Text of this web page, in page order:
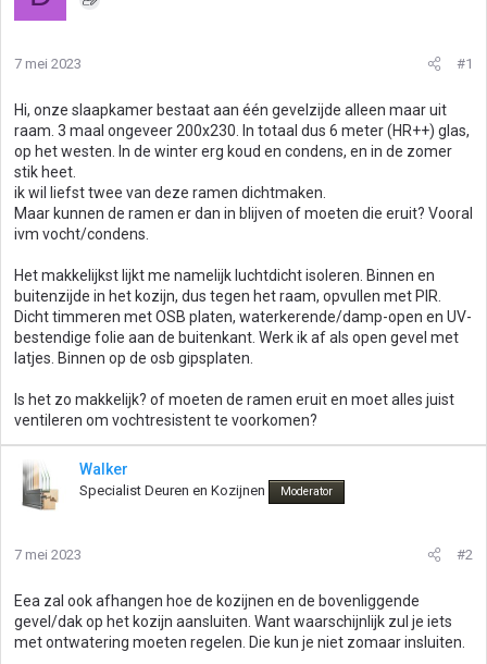
7 mei 2023 #1
Hi, onze slaapkamer bestaat aan één gevelzijde alleen maar uit
raam. 3 maal ongeveer 200x230. In totaal dus 6 meter (HR++) glas,
op het westen. In de winter erg koud en condens, en in de zomer
stik heet.
ik wil liefst twee van deze ramen dichtmaken.
Maar kunnen de ramen er dan in blijven of moeten die eruit? Vooral
ivm vocht/condens.
Het makkelijkst lijkt me namelijk luchtdicht isoleren. Binnen en
buitenzijde in het kozijn, dus tegen het raam, opvullen met PIR.
Dicht timmeren met OSB platen, waterkerende/damp-open en UV-
bestendige folie aan de buitenkant. Werk ik af als open gevel met
latjes. Binnen op de osb gipsplaten.
Is het zo makkelijk? of moeten de ramen eruit en moet alles juist
ventileren om vochtresistent te voorkomen?
Walker
Specialist Deuren en Kozijnen Moderator
7 mei 2023 #2
Eea zal ook afhangen hoe de kozijnen en de bovenliggende
gevel/dak op het kozijn aansluiten. Want waarschijnlijk zul je iets
met ontwatering moeten regelen. Die kun je niet zomaar insluiten.